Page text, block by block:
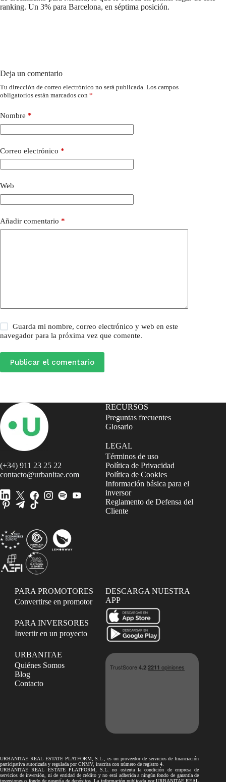
ranking. Un 3% para Barcelona, en séptima posición.
Deja un comentario
Tu dirección de correo electrónico no será publicada. Los campos
obligatorios están marcados con *
Nombre *
Correo electrónico *
Web
Añadir comentario *
Guarda mi nombre, correo electrónico y web en este
navegador para la próxima vez que comente.
Publicar el comentario
(+34) 911 23 25 22
contacto@urbanitae.com
RECURSOS
Preguntas frecuentes
Glosario
LEGAL
Términos de uso
Política de Privacidad
Política de Cookies
Información básica para el
inversor
Reglamento de Defensa del
Cliente
PARA PROMOTORES
Convertirse en promotor
PARA INVERSORES
Invertir en un proyecto
URBANITAE
Quiénes Somos
Blog
Contacto
DESCARGA NUESTRA
APP
URBANITAE REAL ESTATE PLATFORM, S.L., es un proveedor de servicios de financiación
participativa autorizada y regulada por CNMV, inscrita con número de registro 4.
URBANITAE REAL ESTATE PLATFORM, S.L. no ostenta la condición de empresa de
servicios de inversión, ni de entidad de crédito y no está adherida a ningún fondo de garantía de
inversiones o fondo de garantía de depósitos. La información publicada por URBANITAE REAL